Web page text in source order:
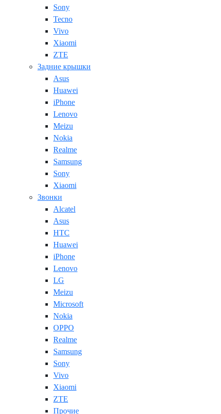
Sony
Tecno
Vivo
Xiaomi
ZTE
Задние крышки
Asus
Huawei
iPhone
Lenovo
Meizu
Nokia
Realme
Samsung
Sony
Xiaomi
Звонки
Alcatel
Asus
HTC
Huawei
iPhone
Lenovo
LG
Meizu
Microsoft
Nokia
OPPO
Realme
Samsung
Sony
Vivo
Xiaomi
ZTE
Прочие